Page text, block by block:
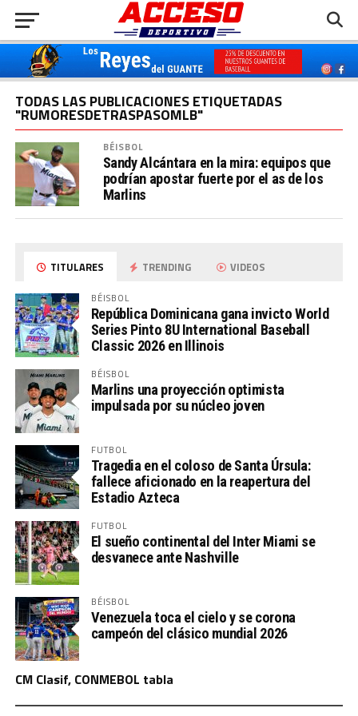
TODAS LAS PUBLICACIONES ETIQUETADAS
"RUMORESDETRASPASOMLB"
BÉISBOL
Sandy Alcántara en la mira: equipos que
podrían apostar fuerte por el as de los
Marlins
TITULARES TRENDING VIDEOS
BÉISBOL
República Dominicana gana invicto World
Series Pinto 8U International Baseball
Classic 2026 en Illinois
BÉISBOL
Marlins una proyección optimista
impulsada por su núcleo joven
FUTBOL
Tragedia en el coloso de Santa Úrsula:
fallece aficionado en la reapertura del
Estadio Azteca
FUTBOL
El sueño continental del Inter Miami se
desvanece ante Nashville
BÉISBOL
Venezuela toca el cielo y se corona
campeón del clásico mundial 2026
CM Clasif, CONMEBOL tabla